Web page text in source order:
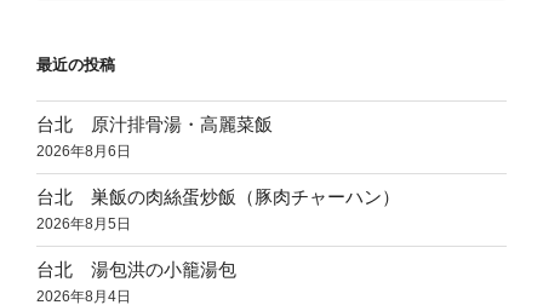
最近の投稿
台北 原汁排骨湯・高麗菜飯
2026年8月6日
台北 巣飯の肉絲蛋炒飯（豚肉チャーハン）
2026年8月5日
台北 湯包洪の小籠湯包
2026年8月4日